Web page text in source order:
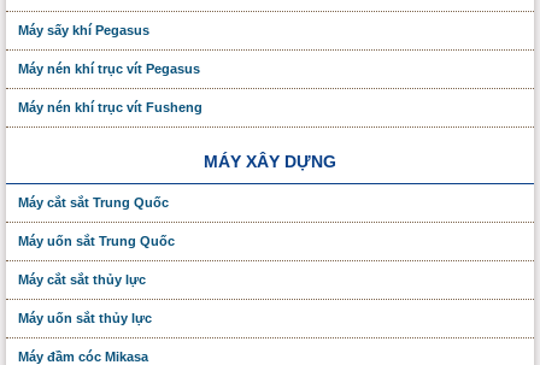
Máy sấy khí Pegasus
Máy nén khí trục vít Pegasus
Máy nén khí trục vít Fusheng
MÁY XÂY DỰNG
Máy cắt sắt Trung Quốc
Máy uốn sắt Trung Quốc
Máy cắt sắt thủy lực
Máy uốn sắt thủy lực
Máy đầm cóc Mikasa